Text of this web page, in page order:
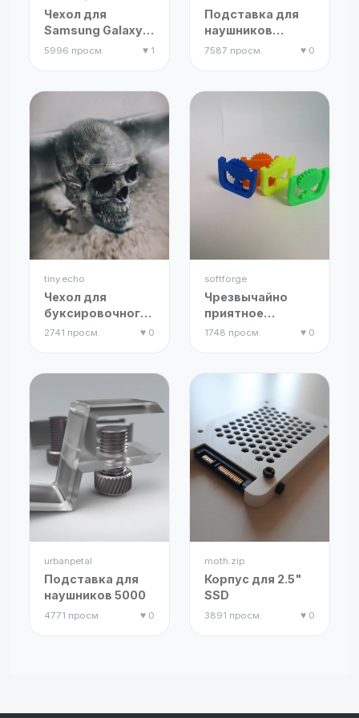
Чехол для
Samsung Galaxy
Buds 3 Pro
5996 просм. ♥ 1
Подставка для
наушников
"Властелин
7587 просм. ♥ 0
tiny.echo
Чехол для
буксировочного
крюка в виде
2741 просм. ♥ 0
softforge
Чрезвычайно
приятное
вращающееся
1748 просм. ♥ 0
urbanpetal
Подставка для
наушников 5000
4771 просм. ♥ 0
moth.zip
Корпус для 2.5"
SSD
3891 просм. ♥ 0